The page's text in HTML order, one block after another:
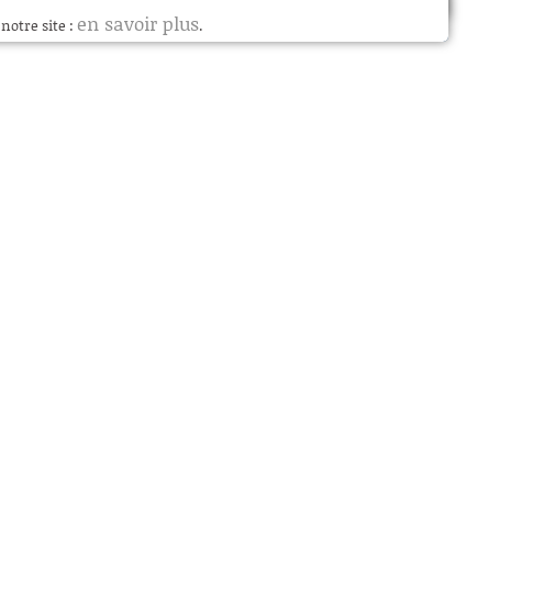
site : en savoir plus.